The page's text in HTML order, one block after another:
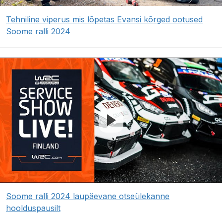
Tehniline viperus mis lõpetas Evansi kõrged ootused
Soome ralli 2024
Soome ralli 2024 laupäevane otseülekanne
hoolduspausilt